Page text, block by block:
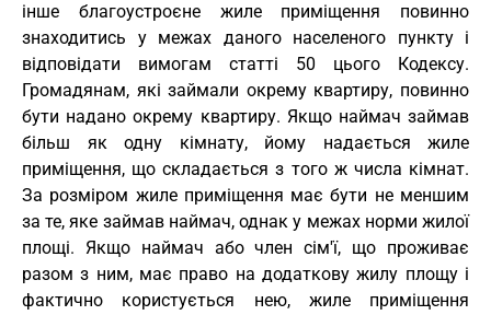
інше благоустроєне жиле приміщення повинно
знаходитись у межах даного населеного пункту і
відповідати вимогам статті 50 цього Кодексу.
Громадянам, які займали окрему квартиру, повинно
бути надано окрему квартиру. Якщо наймач займав
більш як одну кімнату, йому надається жиле
приміщення, що складається з того ж числа кімнат.
За розміром жиле приміщення має бути не меншим
за те, яке займав наймач, однак у межах норми жилої
площі. Якщо наймач або член сім'ї, що проживає
разом з ним, має право на додаткову жилу площу і
фактично користується нею, жиле приміщення